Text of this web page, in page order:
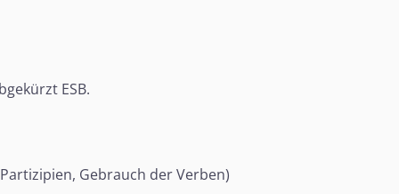
ESB.
Gebrauch der Verben)